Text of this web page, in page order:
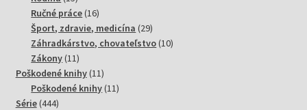
produktov
Ručné práce 1616
produktov
Šport, zdravie, medicína 2929
produktov
Záhradkárstvo, chovateľstvo 1010
Zákony 1111
produktov
Poškodené knihy 1111
produktov
Poškodené knihy 1111
Série 444444